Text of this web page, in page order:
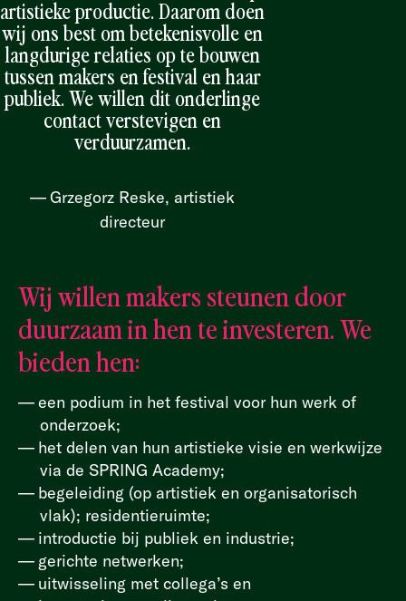
artistieke productie. Daarom doen
wij ons best om betekenisvolle en
langdurige relaties op te bouwen
tussen makers en festival en haar
publiek. We willen dit onderlinge
contact verstevigen en
verduurzamen.
Grzegorz Reske, artistiek
directeur
Wij willen makers steunen door
duurzaam in hen te investeren. We
bieden hen:
een podium in het festival voor hun werk of
onderzoek;
het delen van hun artistieke visie en werkwijze
via de SPRING Academy;
begeleiding (op artistiek en organisatorisch
vlak); residentieruimte;
introductie bij publiek en industrie;
gerichte netwerken;
uitwisseling met collega’s en